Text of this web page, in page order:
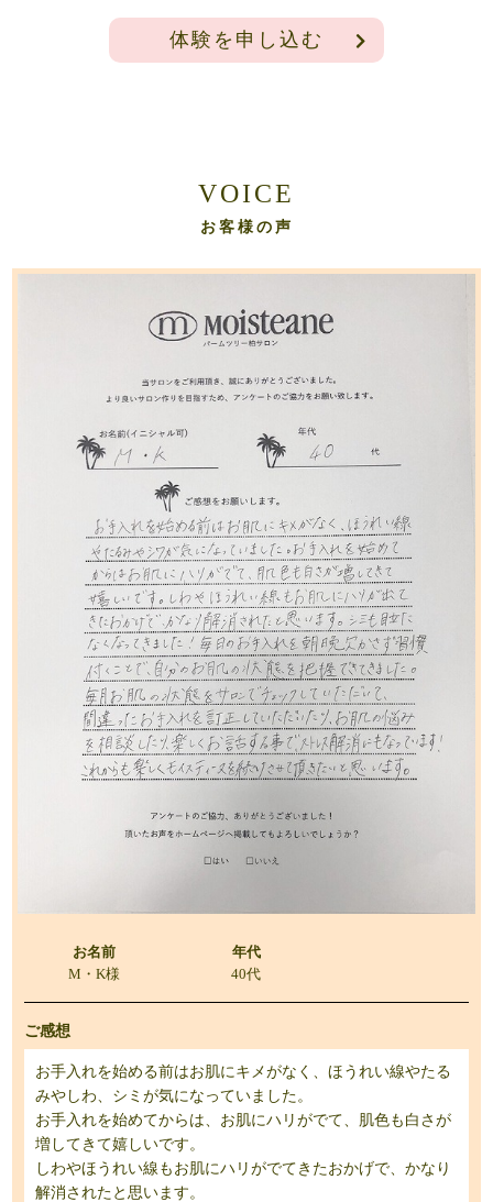
体験を申し込む
VOICE
お客様の声
お名前
M・K様
年代
40代
ご感想
お手入れを始める前はお肌にキメがなく、ほうれい線やたる
みやしわ、シミが気になっていました。
お手入れを始めてからは、お肌にハリがでて、肌色も白さが
増してきて嬉しいです。
しわやほうれい線もお肌にハリがでてきたおかげで、かなり
解消されたと思います。